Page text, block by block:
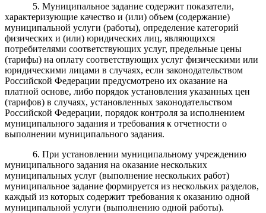
5. Муниципальное задание содержит показатели,
характеризующие качество и (или) объем (содержание)
муниципальной услуги (работы), определение категорий
физических и (или) юридических лиц, являющихся
потребителями соответствующих услуг, предельные цены
(тарифы) на оплату соответствующих услуг физическими или
юридическими лицами в случаях, если законодательством
Российской Федерации предусмотрено их оказание на
платной основе, либо порядок установления указанных цен
(тарифов) в случаях, установленных законодательством
Российской Федерации, порядок контроля за исполнением
муниципального задания и требования к отчетности о
выполнении муниципального задания.
6. При установлении муниципальномуучреждению
муниципального задания на оказание нескольких
муниципальных услуг (выполнение нескольких работ)
муниципальное задание формируется из нескольких разделов,
каждый из которых содержит требования к оказанию одной
муниципальной услуги (выполнению одной работы).